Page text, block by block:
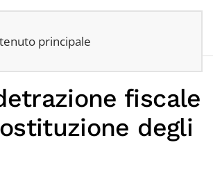
principale
fiscale
degli